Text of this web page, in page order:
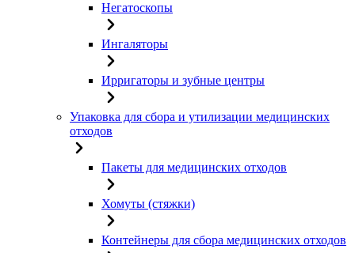
Негатоскопы
Ингаляторы
Ирригаторы и зубные центры
Упаковка для сбора и утилизации медицинских
отходов
Пакеты для медицинских отходов
Хомуты (стяжки)
Контейнеры для сбора медицинских отходов